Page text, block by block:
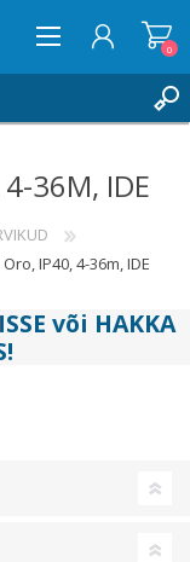
0
4-36M, IDE
IP40, 4-36m, IDE
või HAKKA
!